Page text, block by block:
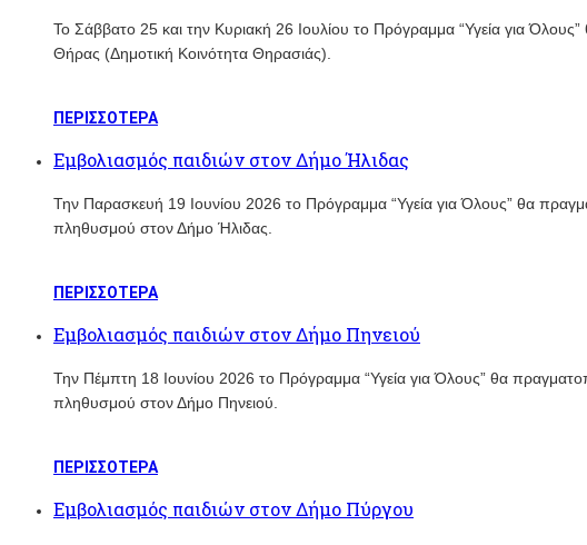
Το Σάββατο 25 και την Κυριακή 26 Ιουλίου το Πρόγραμμα “Υγεία για
Θήρας (Δημοτική Κοινότητα Θηρασιάς).
ΠΕΡΙΣΣΟΤΕΡΑ
Εμβολιασμός παιδιών στον Δήμο Ήλιδας
Την Παρασκευή 19 Ιουνίου 2026 το Πρόγραμμα “Υγεία για Όλους” θα
πληθυσμού στον Δήμο Ήλιδας.
ΠΕΡΙΣΣΟΤΕΡΑ
Εμβολιασμός παιδιών στον Δήμο Πηνειού
Την Πέμπτη 18 Ιουνίου 2026 το Πρόγραμμα “Υγεία για Όλους” θα
πληθυσμού στον Δήμο Πηνειού.
ΠΕΡΙΣΣΟΤΕΡΑ
Εμβολιασμός παιδιών στον Δήμο Πύργου